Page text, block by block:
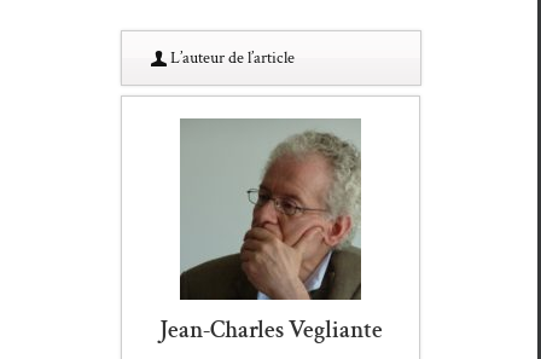
L’au­teur de l’article
Jean-Charles Vegliante